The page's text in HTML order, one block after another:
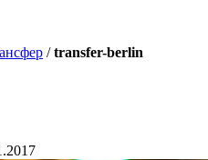
/transfer-berlin